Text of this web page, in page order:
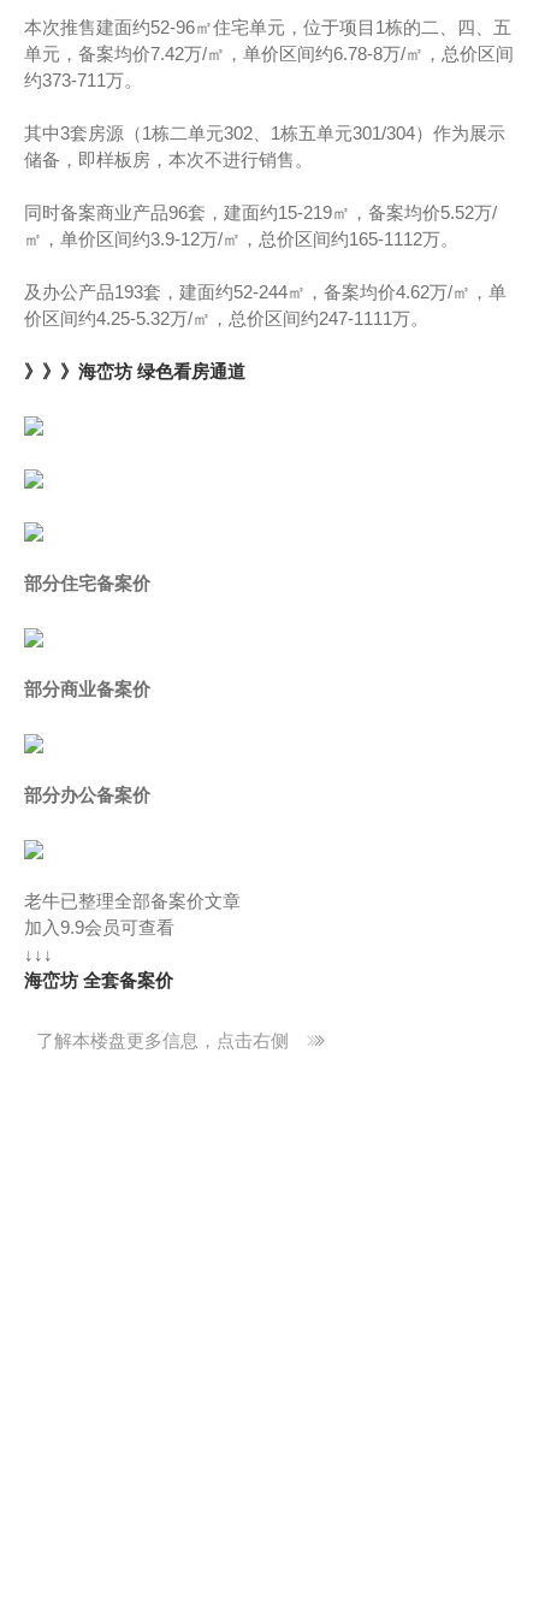
本次推售建面约52-96㎡住宅单元，位于项目1栋的二、四、五
单元，备案均价7.42万/㎡，单价区间约6.78-8万/㎡，总价区间
约373-711万。
其中3套房源（1栋二单元302、1栋五单元301/304）作为展示
储备，即样板房，本次不进行销售。
同时备案商业产品96套，建面约15-219㎡，备案均价5.52万/
㎡，单价区间约3.9-12万/㎡，总价区间约165-1112万。
及办公产品193套，建面约52-244㎡，备案均价4.62万/㎡，单
价区间约4.25-5.32万/㎡，总价区间约247-1111万。
》》》海峦坊 绿色看房通道
部分住宅备案价
部分商业备案价
部分办公备案价
老牛已整理全部备案价文章
加入9.9会员可查看
↓↓↓
海峦坊 全套备案价
了解本楼盘更多信息，点击右侧